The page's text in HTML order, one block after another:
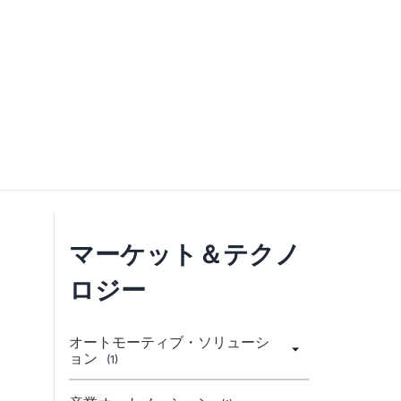
マーケット＆テクノ
ロジー
オートモーティブ・ソリューシ
ョン
(1)